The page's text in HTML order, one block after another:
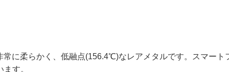
に柔らかく、低融点(156.4℃)なレアメタルです。スマート
す。